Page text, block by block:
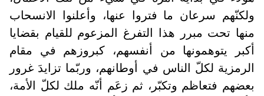
ولكنّهم سرعان ما فتروا عنها، وأعلنوا الانسحاب
منها تحت مبرر هذا التفرغ المزعوم للقيام بقضايا
أكبر يتوهمونها من أنفسهم، كبروزهم في مقام
الرمزية لكلّ الناس في أوطانهم، وربّما تزايدَ غرور
بعضهم فتعاظم وتكبّر، ثم زعَم أنّه ملك لكلّ الأمة،